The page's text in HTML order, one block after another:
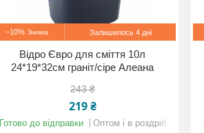
–10% Залишилось 4 дні
Відро Євро для сміття 10л
24*19*32см граніт/сіре Алеана
243 ₴
219 ₴
Готово до відправки Оптом і в роздріб